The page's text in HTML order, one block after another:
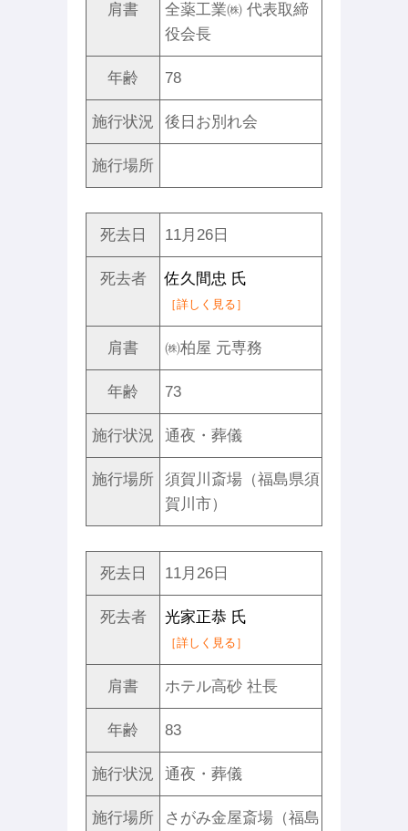
肩書
全薬工業㈱ 代表取締
役会長
年齢 78
施行状況 後日お別れ会
施行場所
死去日 11月26日
死去者 佐久間忠 氏
［詳しく見る］
肩書 ㈱柏屋 元専務
年齢 73
施行状況 通夜・葬儀
施行場所
須賀川斎場（福島県須
賀川市）
死去日 11月26日
死去者 光家正恭 氏
［詳しく見る］
肩書 ホテル高砂 社長
年齢 83
施行状況 通夜・葬儀
施行場所
さがみ金屋斎場（福島